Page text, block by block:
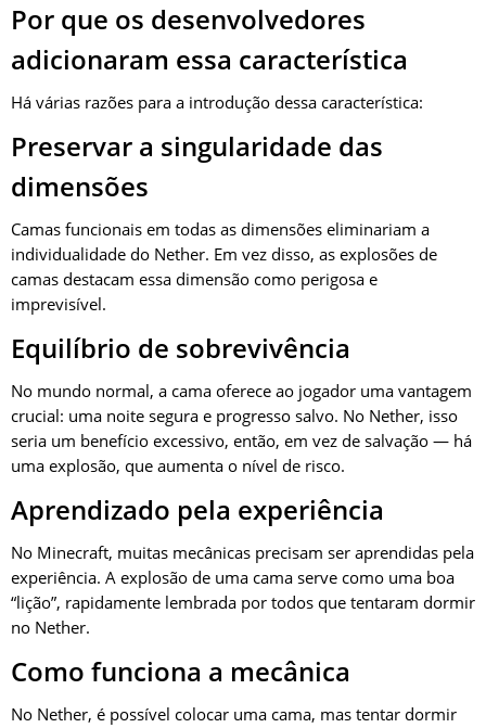
Por que os desenvolvedores
adicionaram essa característica
Há várias razões para a introdução dessa característica:
Preservar a singularidade das
dimensões
Camas funcionais em todas as dimensões eliminariam a
individualidade do Nether. Em vez disso, as explosões de
camas destacam essa dimensão como perigosa e
imprevisível.
Equilíbrio de sobrevivência
No mundo normal, a cama oferece ao jogador uma vantagem
crucial: uma noite segura e progresso salvo. No Nether, isso
seria um benefício excessivo, então, em vez de salvação — há
uma explosão, que aumenta o nível de risco.
Aprendizado pela experiência
No Minecraft, muitas mecânicas precisam ser aprendidas pela
experiência. A explosão de uma cama serve como uma boa
“lição”, rapidamente lembrada por todos que tentaram dormir
no Nether.
Como funciona a mecânica
No Nether, é possível colocar uma cama, mas tentar dormir